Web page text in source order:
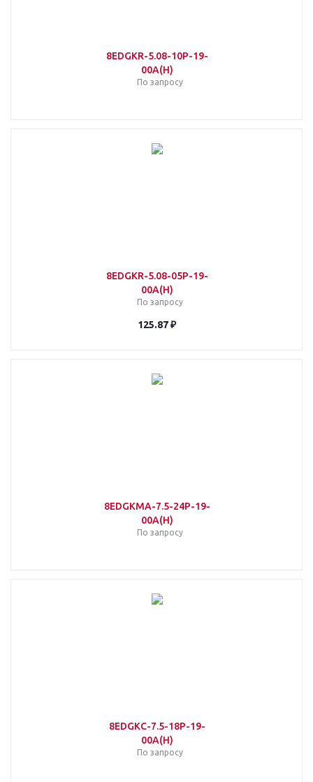
8EDGKR-5.08-10P-19-
00A(H)
По запросу
8EDGKR-5.08-05P-19-
00A(H)
По запросу
125.87 ₽
8EDGKMA-7.5-24P-19-
00A(H)
По запросу
8EDGKC-7.5-18P-19-
00A(H)
По запросу